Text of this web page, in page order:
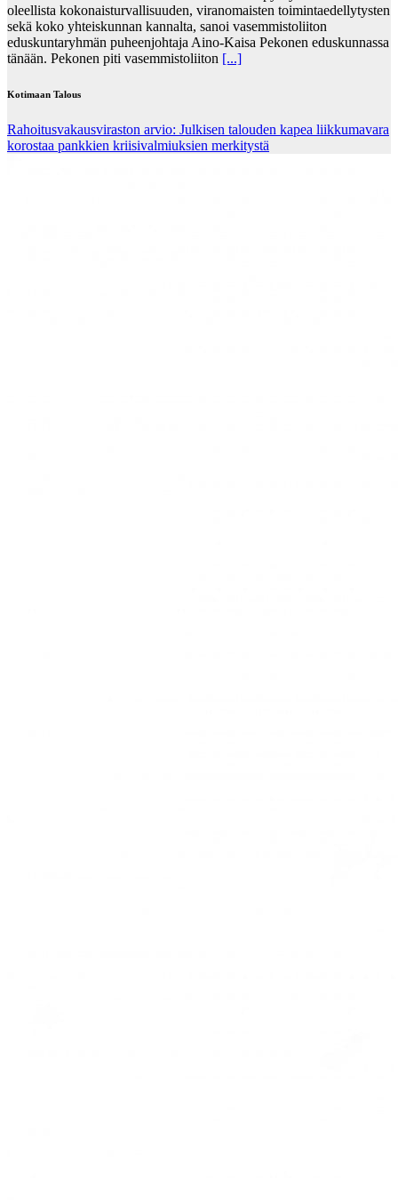
oleellista kokonaisturvallisuuden, viranomaisten toimintaedellytysten
sekä koko yhteiskunnan kannalta, sanoi vasemmistoliiton
eduskuntaryhmän puheenjohtaja Aino-Kaisa Pekonen eduskunnassa
tänään. Pekonen piti vasemmistoliiton [...]
Kotimaan Talous
Rahoitusvakausviraston arvio: Julkisen talouden kapea liikkumavara
korostaa pankkien kriisivalmiuksien merkitystä